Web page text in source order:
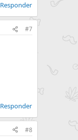
Responder
#7
Responder
#8